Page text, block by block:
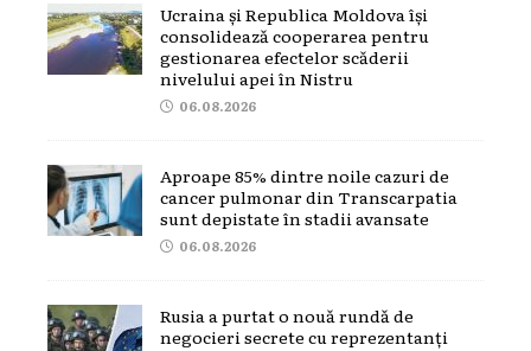
Ucraina și Republica Moldova își
consolidează cooperarea pentru
gestionarea efectelor scăderii
nivelului apei în Nistru
06.08.2026
Aproape 85% dintre noile cazuri de
cancer pulmonar din Transcarpatia
sunt depistate în stadii avansate
06.08.2026
Rusia a purtat o nouă rundă de
negocieri secrete cu reprezentanți